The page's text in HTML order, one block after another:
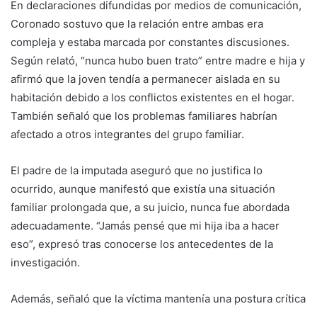
En declaraciones difundidas por medios de comunicación,
Coronado sostuvo que la relación entre ambas era
compleja y estaba marcada por constantes discusiones.
Según relató, “nunca hubo buen trato” entre madre e hija y
afirmó que la joven tendía a permanecer aislada en su
habitación debido a los conflictos existentes en el hogar.
También señaló que los problemas familiares habrían
afectado a otros integrantes del grupo familiar.
El padre de la imputada aseguró que no justifica lo
ocurrido, aunque manifestó que existía una situación
familiar prolongada que, a su juicio, nunca fue abordada
adecuadamente. “Jamás pensé que mi hija iba a hacer
eso”, expresó tras conocerse los antecedentes de la
investigación.
Además, señaló que la víctima mantenía una postura crítica